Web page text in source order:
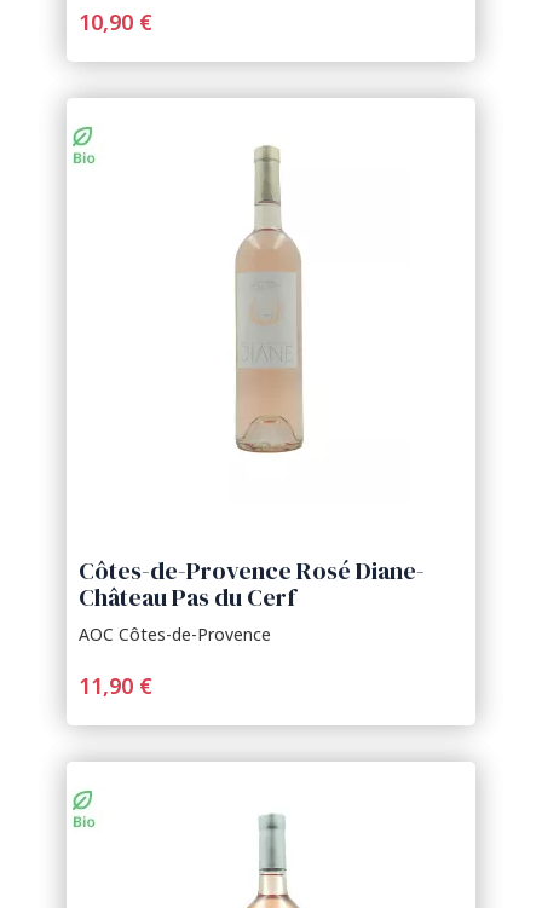
10,90 €
Côtes-de-Provence Rosé Diane-
Château Pas du Cerf
AOC Côtes-de-Provence
11,90 €